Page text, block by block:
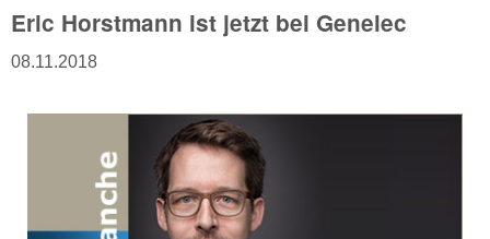
Eric Horstmann ist jetzt bei Genelec
08.11.2018